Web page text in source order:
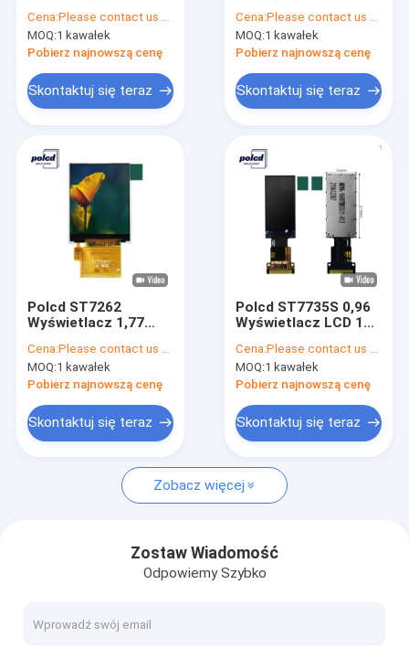
Produkty
Pokaz VR
O nas
Sprawy
Wyświetlacz TFT LCD
wyświetlacz lcd ips tft
Ekran dotykowy TFT
ILI9488 Mały
wyświetlacz TFT
Cena:Please contact us for latest price
MOQ:1 kawałek
Pobierz najnowszą cenę
Skontaktuj się teraz
Mały panel LCD
Cena:Please contact us for latest price
MOQ:1 kawałek
Pobierz najnowszą cenę
Skontaktuj się teraz
Polcd ST7262
Wyświetlacz 1,77
wyświetlacz TFT 40
pinów
Cena:Please contact us for latest price
MOQ:1 kawałek
Pobierz najnowszą cenę
Skontaktuj się teraz
Polcd ST7735S 0,96
Wyświetlacz LCD 13
wyświetlacz TFT 4
linie SPI
Cena:Please contact us for latest price
MOQ:1 kawałek
Pobierz najnowszą cenę
Skontaktuj się teraz
Zobacz więcej
Zostaw Wiadomość
Odpowiemy Szybko